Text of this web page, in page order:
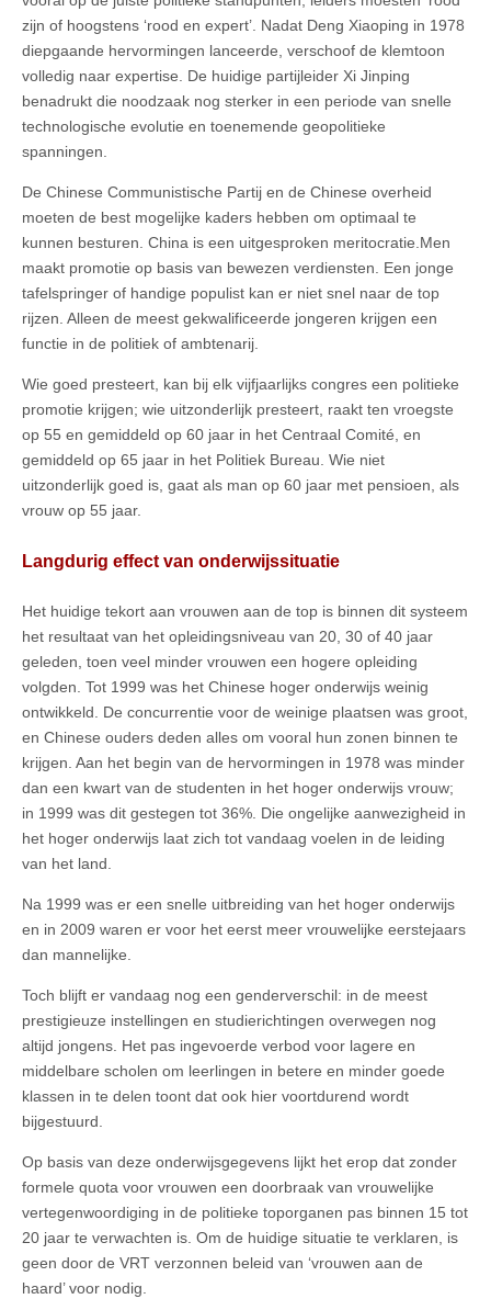
zijn of hoogstens ‘rood en expert’. Nadat Deng Xiaoping in 1978
diepgaande hervormingen lanceerde, verschoof de klemtoon
volledig naar expertise. De huidige partijleider Xi Jinping
benadrukt die noodzaak nog sterker in een periode van snelle
technologische evolutie en toenemende geopolitieke
spanningen.
De Chinese Communistische Partij en de Chinese overheid
moeten de best mogelijke kaders hebben om optimaal te
kunnen besturen. China is een uitgesproken meritocratie.Men
maakt promotie op basis van bewezen verdiensten. Een jonge
tafelspringer of handige populist kan er niet snel naar de top
rijzen. Alleen de meest gekwalificeerde jongeren krijgen een
functie in de politiek of ambtenarij.
Wie goed presteert, kan bij elk vijfjaarlijks congres een politieke
promotie krijgen; wie uitzonderlijk presteert, raakt ten vroegste
op 55 en gemiddeld op 60 jaar in het Centraal Comité, en
gemiddeld op 65 jaar in het Politiek Bureau. Wie niet
uitzonderlijk goed is, gaat als man op 60 jaar met pensioen, als
vrouw op 55 jaar.
Langdurig effect van onderwijssituatie
Het huidige tekort aan vrouwen aan de top is binnen dit systeem
het resultaat van het opleidingsniveau van 20, 30 of 40 jaar
geleden, toen veel minder vrouwen een hogere opleiding
volgden. Tot 1999 was het Chinese hoger onderwijs weinig
ontwikkeld. De concurrentie voor de weinige plaatsen was groot,
en Chinese ouders deden alles om vooral hun zonen binnen te
krijgen. Aan het begin van de hervormingen in 1978 was minder
dan een kwart van de studenten in het hoger onderwijs vrouw;
in 1999 was dit gestegen tot 36%. Die ongelijke aanwezigheid in
het hoger onderwijs laat zich tot vandaag voelen in de leiding
van het land.
Na 1999 was er een snelle uitbreiding van het hoger onderwijs
en in 2009 waren er voor het eerst meer vrouwelijke eerstejaars
dan mannelijke.
Toch blijft er vandaag nog een genderverschil: in de meest
prestigieuze instellingen en studierichtingen overwegen nog
altijd jongens. Het pas ingevoerde verbod voor lagere en
middelbare scholen om leerlingen in betere en minder goede
klassen in te delen toont dat ook hier voortdurend wordt
bijgestuurd.
Op basis van deze onderwijsgegevens lijkt het erop dat zonder
formele quota voor vrouwen een doorbraak van vrouwelijke
vertegenwoordiging in de politieke toporganen pas binnen 15 tot
20 jaar te verwachten is. Om de huidige situatie te verklaren, is
geen door de VRT verzonnen beleid van ‘vrouwen aan de
haard’ voor nodig.